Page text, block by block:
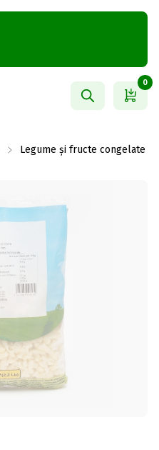
0
Legume și fructe congelate